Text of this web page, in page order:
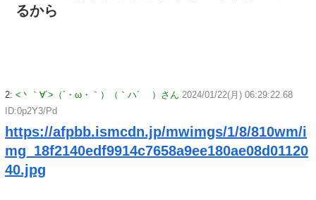
るから
2: <丶｀∀´>（´・ω・｀）（｀ハ´ ）さん 2024/01/22(月) 06:29:22.68
ID:0p2Y3/Pd
https://afpbb.ismcdn.jp/mwimgs/1/8/810wm/i
mg_18f2140edf9914c7658a9ee180ae08d01120
40.jpg